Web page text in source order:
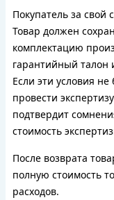
Покупатель за свой
Товар должен
комплектацию
гарантийный талон
Если эти условия
провести
подтвердит
стоимость
После возврата
полную стоимость
расходов.